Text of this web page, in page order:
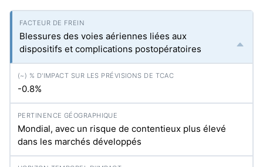
Blessures des voies aériennes liées aux
dispositifs et complications postopératoires
-0.8%
Mondial, avec un risque de contentieux plus élevé
dans les marchés développés